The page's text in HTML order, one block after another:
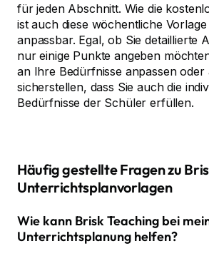
für jeden Abschnitt. Wie die
ist auch diese wöchentliche
anpassbar. Egal, ob Sie detaillierte
nur einige Punkte angeben
an Ihre Bedürfnisse anpassen oder
sicherstellen, dass Sie auch die
Bedürfnisse der Schüler erfüllen.
Häufig gestellte Fragen zu
Unterrichtsplanvorlagen
Wie kann Brisk Teaching bei
Unterrichtsplanung helfen?